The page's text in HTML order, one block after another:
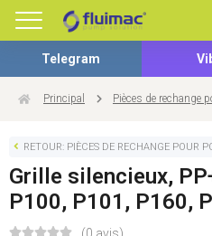
Telegram
Principal Pièces de rechange
RETOUR: PIÈCES DE RECHANGE POUR
Grille silencieux,
P100, P101, P160,